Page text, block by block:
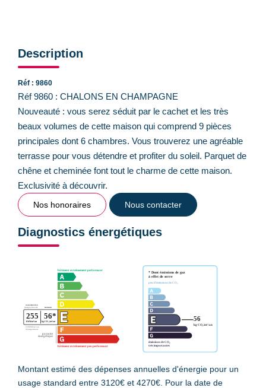
Description
Réf : 9860
Réf 9860 : CHALONS EN CHAMPAGNE
Nouveauté : vous serez séduit par le cachet et les très
beaux volumes de cette maison qui comprend 9 pièces
principales dont 6 chambres. Vous trouverez une agréable
terrasse pour vous détendre et profiter du soleil. Parquet de
chêne et cheminée font tout le charme de cette maison.
Exclusivité à découvrir.
Nos honoraires Nous contacter
Diagnostics énergétiques
Montant estimé des dépenses annuelles d'énergie pour un
usage standard entre 3120€ et 4270€. Pour la date de